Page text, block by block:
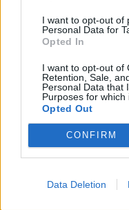
I want to opt-out of
Personal Data for
Opted In
I want to opt-out of
Retention, Sale,
Personal Data that
Purposes for which
Opted Out
CONFIRM
Data Deletion
Ню Йорк
който е
06.08.2026 / 16:00